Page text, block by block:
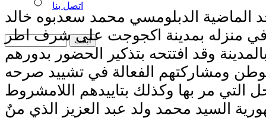
اتصل بنا
الماضية الدبلومسي محمد سعدبوه خالد
في منزله بمدينة اكجوجت على شرف اطر
وقد افتتحه بتذكير الحضور بدورهم
ومشاركتهم الفعالة في تشييد صرحه
التي مر بها وكذلك بتاييدهم اللامشروط
السيد محمد ولد عبد العزيز الذي منٌ